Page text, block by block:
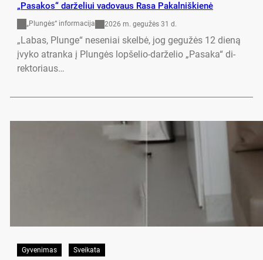
„Pa­sa­kos“ dar­že­liui va­do­vaus Ra­sa Pa­kal­niš­kie­nė
„Plungės“ informacija 2026 m. gegužės 31 d.
„Labas, Plun­ge“ ne­se­niai skel­bė, jog ge­gu­žės 12 die­ną
įvy­ko at­ran­ka į Plun­gės lop­še­lio-dar­že­lio „Pa­sa­ka“ di­
rek­to­riaus…
Gyvenimas Sveikata